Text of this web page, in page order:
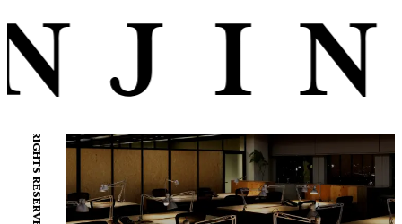
© ENJIN Inc. ALL RIGHTS RESERVED.